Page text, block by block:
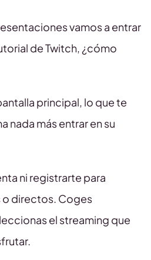
vamos a entrar
de Twitch, ¿cómo
principal, lo que te
nada más entrar en su
ni registrarte para
o directos. Coges
el streaming que